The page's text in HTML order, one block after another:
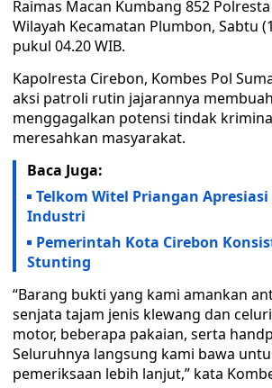
Raimas Macan Kumbang 852
Wilayah Kecamatan Plumbon, Sabtu
pukul 04.20 WIB.
Kapolresta Cirebon, Kombes Pol
aksi patroli rutin jajarannya
menggagalkan potensi tindak
meresahkan masyarakat.
Baca Juga:
Telkom Witel Priangan
Industri
Pemerintah Kota Cirebon
Stunting
“Barang bukti yang kami amankan
senjata tajam jenis klewang dan
motor, beberapa pakaian, serta
Seluruhnya langsung kami bawa
pemeriksaan lebih lanjut,” kata